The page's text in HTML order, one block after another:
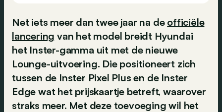
Net iets meer dan twee jaar na de officiële
lancering van het model breidt Hyundai
het Inster-gamma uit met de nieuwe
Lounge-uitvoering. Die positioneert zich
tussen de Inster Pixel Plus en de Inster
Edge wat het prijskaartje betreft, waarover
straks meer. Met deze toevoeging wil het